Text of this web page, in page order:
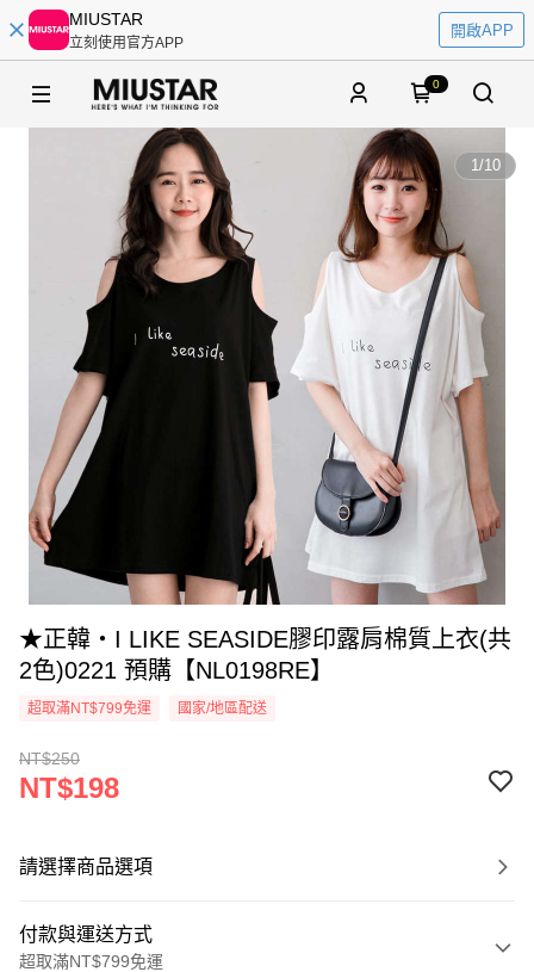
MIUSTAR
立刻使用官方APP
開啟APP
0
1/10
★正韓‧I LIKE SEASIDE膠印露肩棉質上衣(共
2色)0221 預購【NL0198RE】
超取滿NT$799免運 國家/地區配送
NT$250
NT$198
請選擇商品選項
付款與運送方式
超取滿NT$799免運